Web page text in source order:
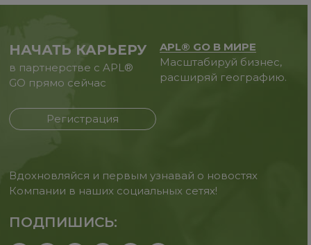
НАЧАТЬ КАРЬЕРУ
в партнерстве с APL®
GO прямо сейчас
Регистрация
APL® GO В МИРЕ
Масштабируй бизнес,
расширяй географию.
Вдохновляйся и первым узнавай о новостях
Компании в наших социальных сетях!
ПОДПИШИСЬ: